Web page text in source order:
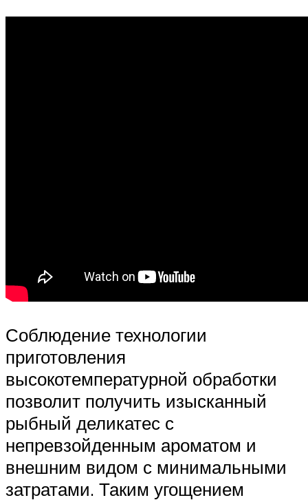
Соблюдение технологии
приготовления
высокотемпературной обработки
позволит получить изысканный
рыбный деликатес с
непревзойденным ароматом и
внешним видом с минимальными
затратами. Таким угощением